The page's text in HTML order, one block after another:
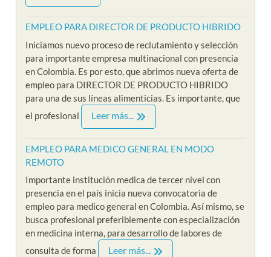
EMPLEO PARA DIRECTOR DE PRODUCTO HIBRIDO
Iniciamos nuevo proceso de reclutamiento y selección
para importante empresa multinacional con presencia
en Colombia. Es por esto, que abrimos nueva oferta de
empleo para DIRECTOR DE PRODUCTO HIBRIDO
para una de sus líneas alimenticias. Es importante, que
el profesional
Leer más...
EMPLEO PARA MEDICO GENERAL EN MODO
REMOTO
Importante institución medica de tercer nivel con
presencia en el país inicia nueva convocatoria de
empleo para medico general en Colombia. Así mismo, se
busca profesional preferiblemente con especialización
en medicina interna, para desarrollo de labores de
consulta de forma
Leer más...